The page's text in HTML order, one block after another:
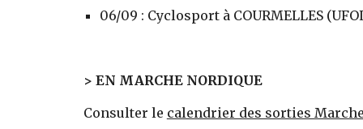
06/09 : Cyclosport à COURMELLES
> EN MARCHE NORDIQUE
Consulter le calendrier des sorties